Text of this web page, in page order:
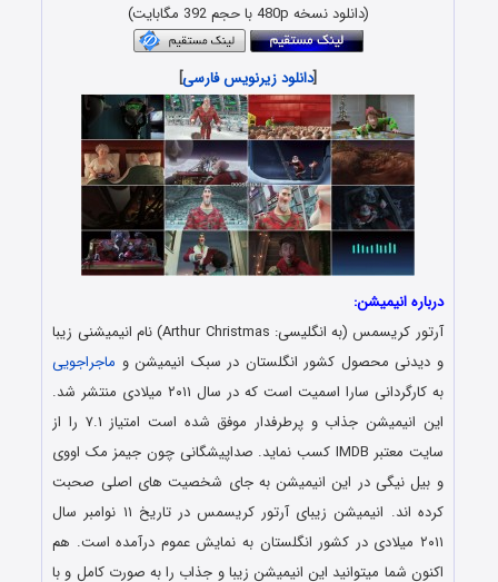
(دانلود نسخه 480p با حجم 392 مگابایت)
[دانلود زیرنویس فارسی]
درباره انیمیشن:
آرتور کریسمس (به انگلیسی: Arthur Christmas) نام انیمیشنی زیبا
و دیدنی محصول کشور انگلستان در سبک انیمیشن و ماجراجویی
به کارگردانی سارا اسمیت است که در سال ۲۰۱۱ میلادی منتشر شد.
این انیمیشن جذاب و پرطرفدار موفق شده است امتیاز ۷.۱ را از
سایت معتبر IMDB کسب نماید. صداپیشگانی چون جیمز مک اووی
و بیل نیگی در این انیمیشن به جای شخصیت های اصلی صحبت
کرده اند. انیمیشن زیبای آرتور کریسمس در تاریخ ۱۱ نوامبر سال
۲۰۱۱ میلادی در کشور انگلستان به نمایش عموم درآمده است. هم
اکنون شما میتوانید این انیمیشن زیبا و جذاب را به صورت کامل و با